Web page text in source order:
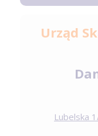
Urząd
Lubelska